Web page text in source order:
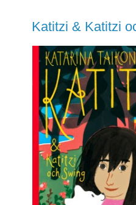
Katitzi & Katitzi